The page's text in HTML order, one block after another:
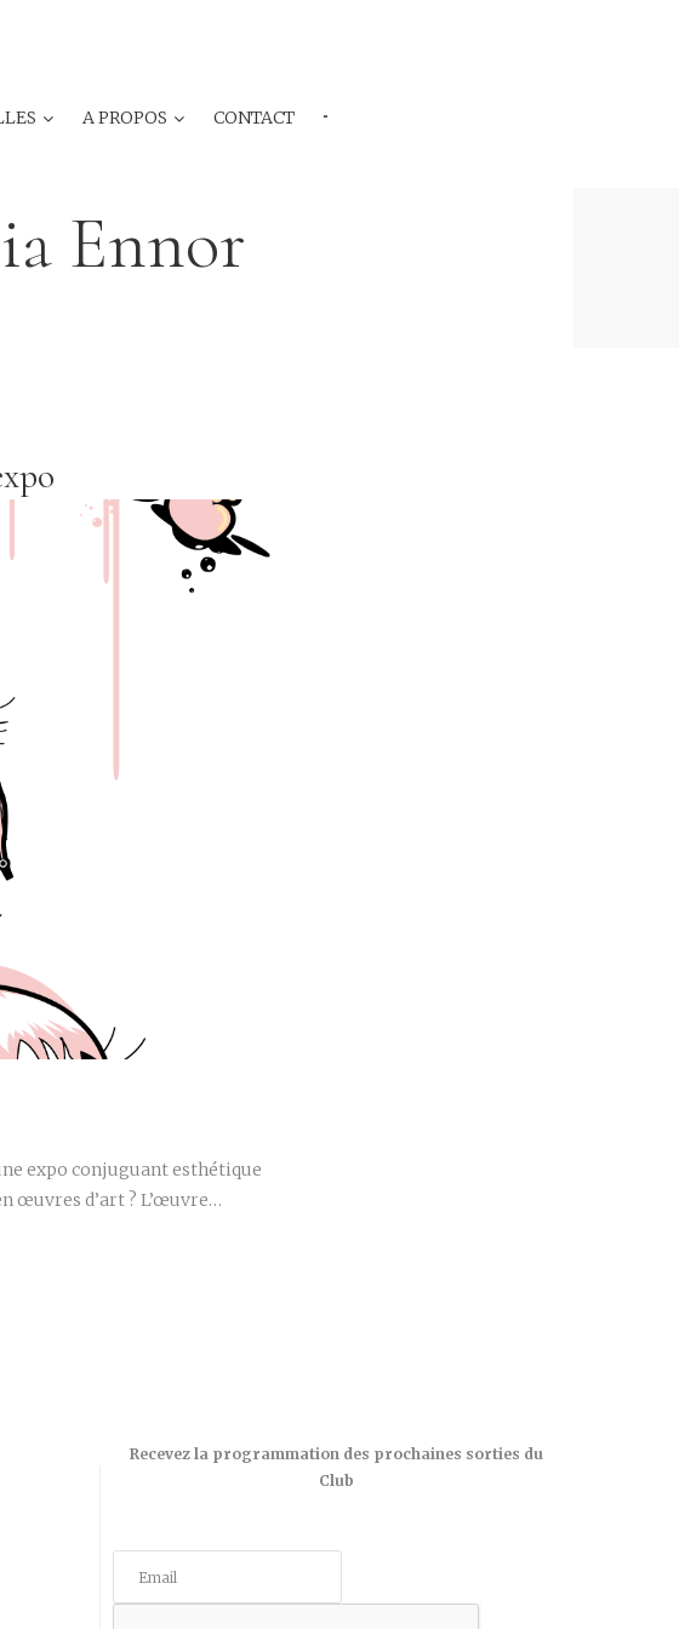
A PROPOS CONTACT ···
Ennor
expo conjuguant esthétique
œuvres d’art ? L’œuvre…
Recevez la programmation des prochaines sorties du
Club